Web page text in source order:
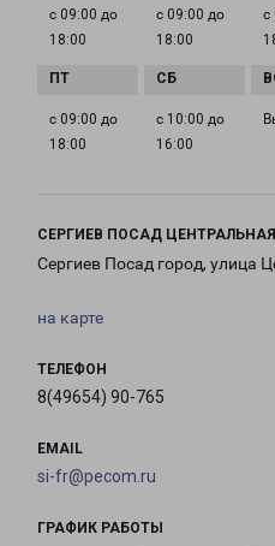
с 09:00 до
18:00
с 09:00 до
18:00
с
с 09:00 до
18:00
с 10:00 до
16:00
СЕРГИЕВ ПОСАД
Сергиев Посад город, улица
на карте
ТЕЛЕФОН
8(49654) 90-765
EMAIL
si-fr@pecom.ru
ГРАФИК РАБОТЫ